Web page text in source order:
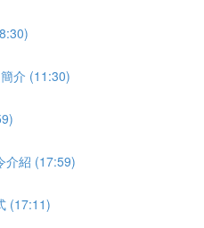
介 (11:30)
介紹 (17:59)
(17:11)